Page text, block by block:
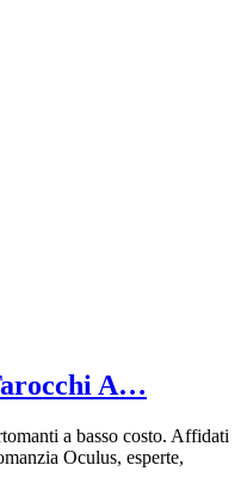
A…
a basso costo. Affidati
Oculus, esperte,